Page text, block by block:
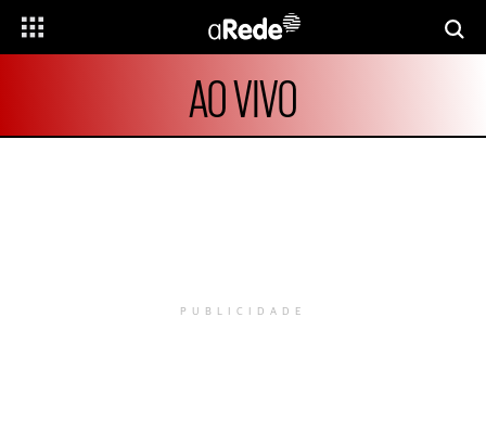
AO VIVO
PUBLICIDADE